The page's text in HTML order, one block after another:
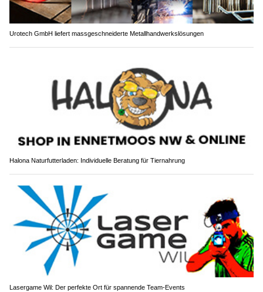
Urotech GmbH liefert massgeschneiderte Metallhandwerkslösungen
Halona Naturfutterladen: Individuelle Beratung für Tiernahrung
Lasergame Wil: Der perfekte Ort für spannende Team-Events